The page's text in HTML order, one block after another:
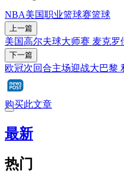
NBA美国职业篮球赛篮球
上一篇
美国高尔夫球大师赛 麦克罗
下一篇
欧冠次回合主场迎战大巴黎
购买此文章
最新
热门